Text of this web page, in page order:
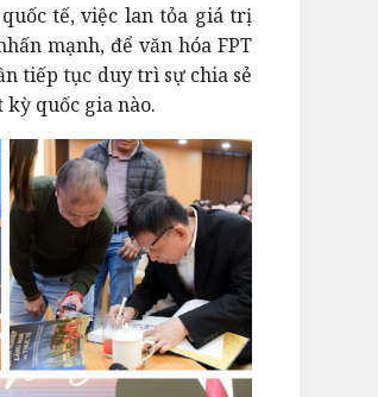
tế, việc lan tỏa giá trị
mạnh, để văn hóa FPT
tiếp tục duy trì sự chia sẻ
quốc gia nào.